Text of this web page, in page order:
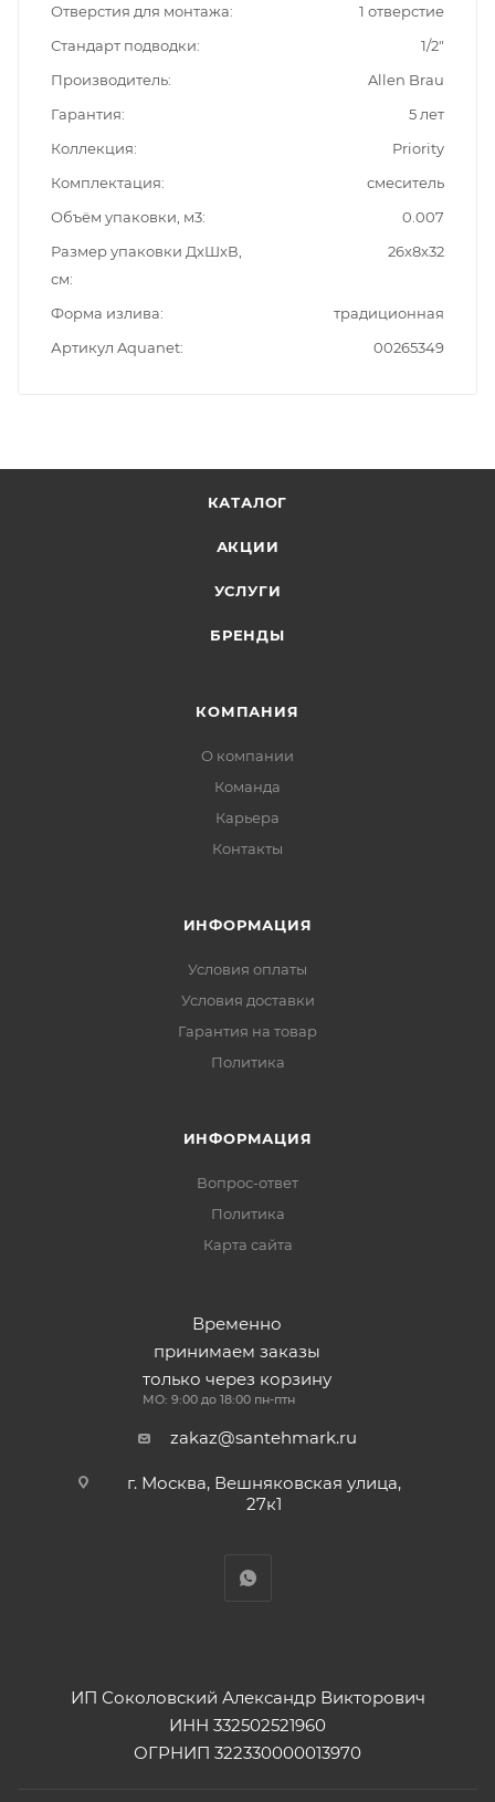
Отверстия для монтажа
1 отверстие
Стандарт подводки
1/2"
Производитель
Allen Brau
Гарантия
5 лет
Коллекция
Priority
Комплектация
смеситель
Объём упаковки, м3
0.007
Размер упаковки ДxШxВ,
см
26x8x32
Форма излива
традиционная
Артикул Aquanet
00265349
КАТАЛОГ
АКЦИИ
УСЛУГИ
БРЕНДЫ
КОМПАНИЯ
О компании
Команда
Карьера
Контакты
ИНФОРМАЦИЯ
Условия оплаты
Условия доставки
Гарантия на товар
Политика
ИНФОРМАЦИЯ
Вопрос-ответ
Политика
Карта сайта
Временно
принимаем заказы
только через корзину
МО: 9:00 до 18:00 пн-птн
zakaz@santehmark.ru
г. Москва, Вешняковская улица,
27к1
ИП Соколовский Александр Викторович
ИНН 332502521960
ОГРНИП 322330000013970